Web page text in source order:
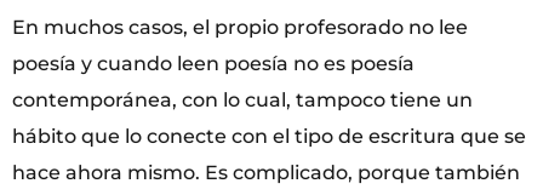
En muchos casos, el propio profesorado no lee
poesía y cuando leen poesía no es poesía
contemporánea, con lo cual, tampoco tiene un
hábito que lo conecte con el tipo de escritura que se
hace ahora mismo. Es complicado, porque también